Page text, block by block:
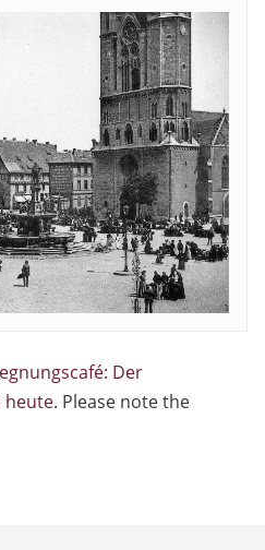
Der
heute. Please note the